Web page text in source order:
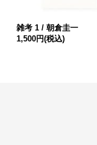
雑考 1 / 朝倉圭一
1,500円(税込)